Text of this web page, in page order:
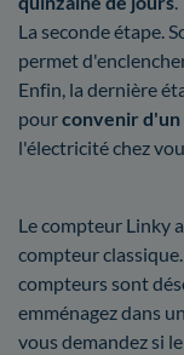
La seconde étape.
permet
Enfin, la dernière
pourconvenir
l'électricité chez
Le compteur Linky
compteur
compteurs sont
emménagez dans
vous demandez si